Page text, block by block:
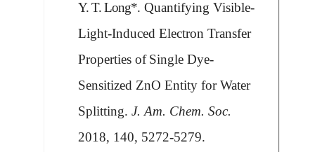
Y. T. Long*. Quantifying Visible-
Light-Induced Electron Transfer
Properties of Single Dye-
Sensitized ZnO Entity for Water
Splitting.J. Am. Chem. Soc.
2018, 140, 5272-5279.